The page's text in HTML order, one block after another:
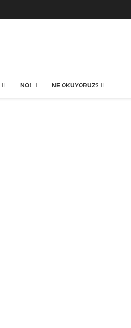
NO! NE OKUYORUZ?